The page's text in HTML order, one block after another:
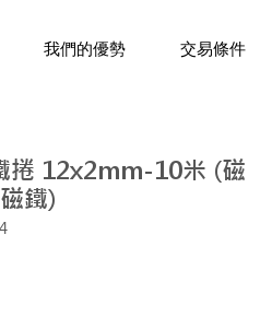
我們的優勢 交易條件
捲 12x2mm-10米 (磁
鐵)